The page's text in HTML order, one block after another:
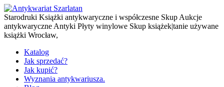
Starodruki Książki antykwaryczne i współczesne Skup Aukcje
antykwaryczne Antyki Płyty winylowe Skup książek|tanie używane
książki Wrocław,
Katalog
Jak sprzedać?
Jak kupić?
Wyznania antykwariusza.